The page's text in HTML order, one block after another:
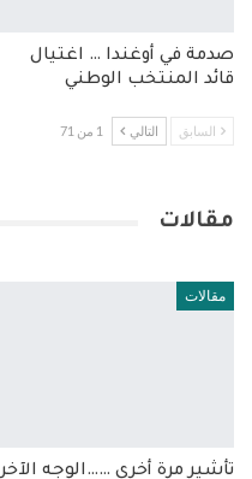
صدمة في أوغندا … اغتيال
قائد المنتخب الوطني
السابق التالي 1 من 71
مقالات
مقالات
تأشير مرة أخرى ……الوجه الآخر